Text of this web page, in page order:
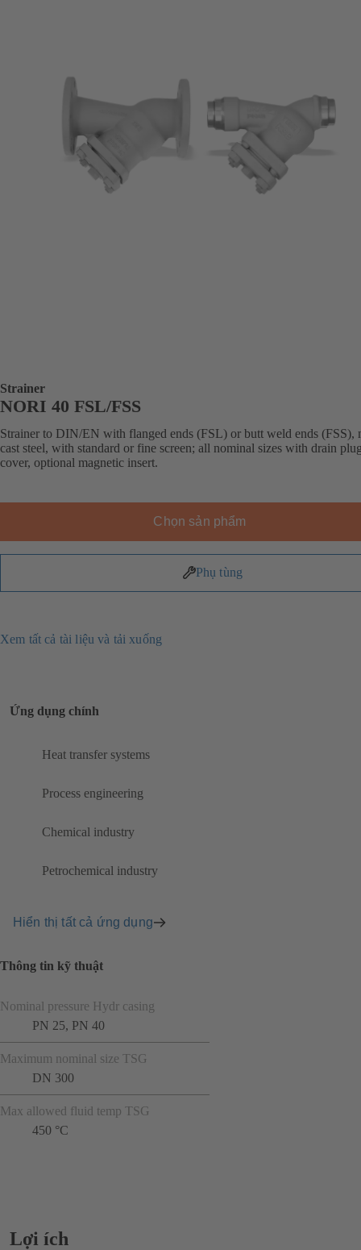
Strainer
NORI 40 FSL/FSS
Strainer to DIN/EN with flanged ends (FSL) or butt weld ends (FSS),
cast steel, with standard or fine screen; all nominal sizes with drain
cover, optional magnetic insert.
Chọn sản phẩm
Phụ tùng
Xem tất cả tài liệu và tải xuống
Ứng dụng chính
Heat transfer systems
Process engineering
Chemical industry
Petrochemical industry
Hiển thị tất cả ứng dụng
Thông tin kỹ thuật
Nominal pressure Hydr casing
PN 25, PN 40
Maximum nominal size TSG
DN 300
Max allowed fluid temp TSG
450 °C
Lợi ích